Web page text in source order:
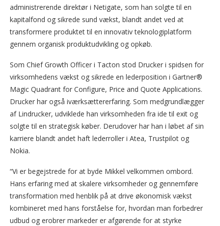
administrerende direktør i Netigate, som han solgte til en
kapitalfond og sikrede sund vækst, blandt andet ved at
transformere produktet til en innovativ teknologiplatform
gennem organisk produktudvikling og opkøb.
Som Chief Growth Officer i Tacton stod Drucker i spidsen for
virksomhedens vækst og sikrede en lederposition i Gartner®
Magic Quadrant for Configure, Price and Quote Applications.
Drucker har også iværksættererfaring. Som medgrundlægger
af Lindrucker, udviklede han virksomheden fra ide til exit og
solgte til en strategisk køber. Derudover har han i løbet af sin
karriere blandt andet haft lederroller i Atea, Trustpilot og
Nokia.
“Vi er begejstrede for at byde Mikkel velkommen ombord.
Hans erfaring med at skalere virksomheder og gennemføre
transformation med henblik på at drive økonomisk vækst
kombineret med hans forståelse for, hvordan man forbedrer
udbud og erobrer markeder er afgørende for at styrke